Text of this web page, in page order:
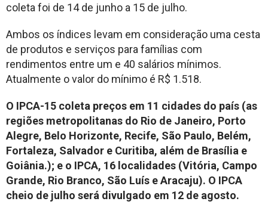
coleta foi de 14 de junho a 15 de julho.
Ambos os índices levam em consideração uma cesta
de produtos e serviços para famílias com
rendimentos entre um e 40 salários mínimos.
Atualmente o valor do mínimo é R$ 1.518.
O IPCA-15 coleta preços em 11 cidades do país (as
regiões metropolitanas do Rio de Janeiro, Porto
Alegre, Belo Horizonte, Recife, São Paulo, Belém,
Fortaleza, Salvador e Curitiba, além de Brasília e
Goiânia.); e o IPCA, 16 localidades (Vitória, Campo
Grande, Rio Branco, São Luís e Aracaju). O IPCA
cheio de julho será divulgado em 12 de agosto.